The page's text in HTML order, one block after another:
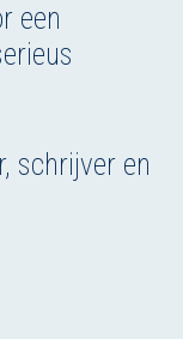
een
schrijver en